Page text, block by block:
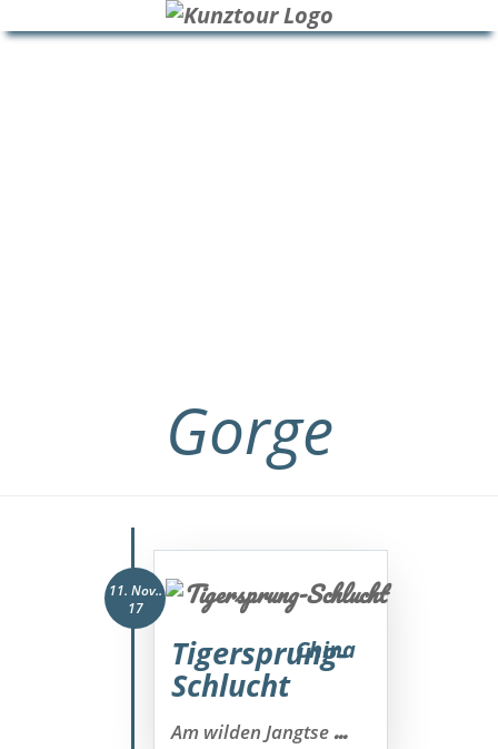
Gorge
11. Nov..
17
Tigersprung-
Schlucht
China
Am wilden Jangtse...